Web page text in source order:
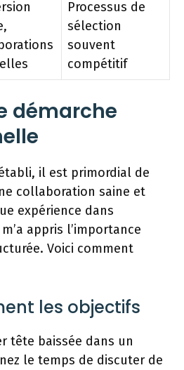
Processus de
sélection
souvent
compétitif
démarche
il est primordial de
collaboration saine et
expérience dans
appris l’importance
Voici comment
les objectifs
tête baissée dans un
le temps de discuter de